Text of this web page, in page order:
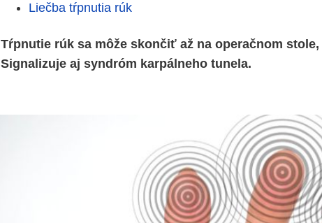
Liečba tŕpnutia rúk
Tŕpnutie rúk sa môže skončiť až na operačnom
Signalizuje aj syndróm karpálneho tunela.